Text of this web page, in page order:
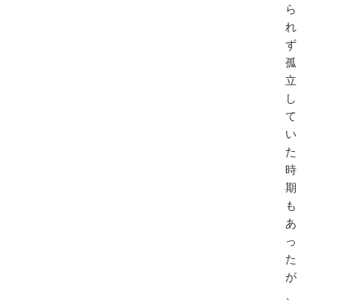
ら
れ
ず
孤
立
し
て
い
た
時
期
も
あ
っ
た
が